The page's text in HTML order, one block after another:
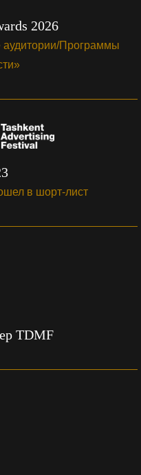
2026
Программы
в шорт-лист
TDMF